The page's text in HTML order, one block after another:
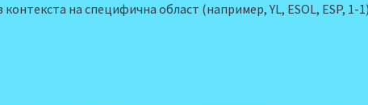
на специфична област (например, YL, ESOL, ESP, 1-1)